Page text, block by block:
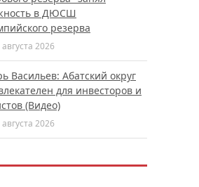
в ДЮСШ
резерва
2026
Васильев: Абатский округ
для инвесторов и
(Видео)
2026